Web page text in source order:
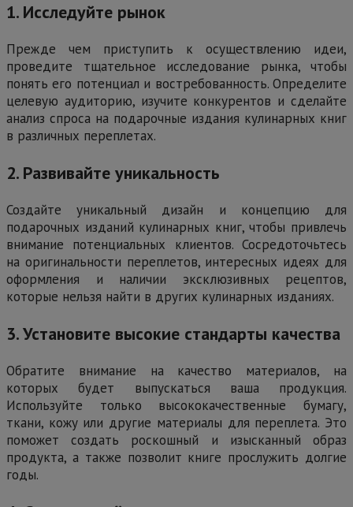
1. Исследуйте рынок
Прежде чем приступить к осуществлению идеи,
проведите тщательное исследование рынка, чтобы
понять его потенциал и востребованность. Определите
целевую аудиторию, изучите конкурентов и сделайте
анализ спроса на подарочные издания кулинарных книг
в различных переплетах.
2. Развивайте уникальность
Создайте уникальный дизайн и концепцию для
подарочных изданий кулинарных книг, чтобы привлечь
внимание потенциальных клиентов. Сосредоточьтесь
на оригинальности переплетов, интересных идеях для
оформления и наличии эксклюзивных рецептов,
которые нельзя найти в других кулинарных изданиях.
3. Установите высокие стандарты качества
Обратите внимание на качество материалов, на
которых будет выпускаться ваша продукция.
Используйте только высококачественные бумагу,
ткани, кожу или другие материалы для переплета. Это
поможет создать роскошный и изысканный образ
продукта, а также позволит книге прослужить долгие
годы.